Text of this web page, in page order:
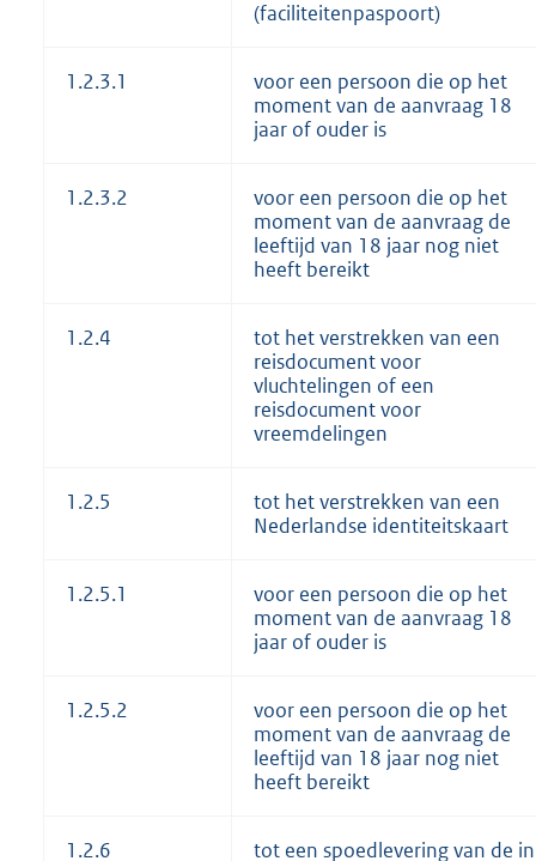
(faciliteitenpaspoort)
1.2.3.1
voor een persoon die op het
moment van de aanvraag 18
jaar of ouder is
1.2.3.2
voor een persoon die op het
moment van de aanvraag de
leeftijd van 18 jaar nog niet
heeft bereikt
1.2.4
tot het verstrekken van een
reisdocument voor
vluchtelingen of een
reisdocument voor
vreemdelingen
1.2.5
tot het verstrekken van een
Nederlandse identiteitskaart
1.2.5.1
voor een persoon die op het
moment van de aanvraag 18
jaar of ouder is
1.2.5.2
voor een persoon die op het
moment van de aanvraag de
leeftijd van 18 jaar nog niet
heeft bereikt
1.2.6
tot een spoedlevering van de in